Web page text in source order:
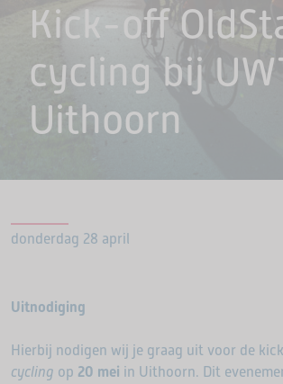
Kick-off
cycling bij
Uithoorn
donderdag 28 april
Uitnodiging
Hierbij nodigen wij je graag uit voor de
cycling op 20 mei in Uithoorn. Dit